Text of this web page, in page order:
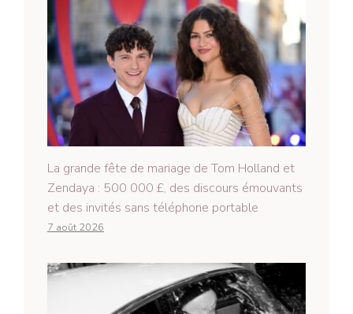
La grande fête de mariage de Tom Holland et
Zendaya : 500 000 £, des discours émouvants
et des invités sans téléphone portable
7 août 2026